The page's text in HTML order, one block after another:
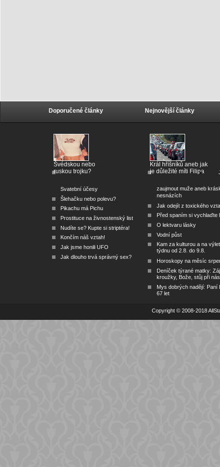
Doporučené články
Švédskou nebo
ruskou trojku?
Svatební účesy
Šlehačku nebo polevu?
Pikachu má Pichu
Prostituce na živnostenský list
Nudíte se? Kupte si striptéra!
Končím náš vztah!
Jak jsme honili UFO
Jak dlouho trvá správný sex?
Nejnovější články
Král hříšníků aneb jak
je důležité míti Filipa
zaujmout muže aneb
nesnázích
Jak odejít z toxického
Před spaním si vychlaďte
O lektvaru lásky
Vodní půst
Kam za kulturou a na
týdnu od 2.8. do 9.8.
Horoskopy na měsíc
Deníček týrané matky:
kroužky, Bože, stůj při nás
Mys dobrých nadějí: Paní
67 let
Copyright © 2008-2018